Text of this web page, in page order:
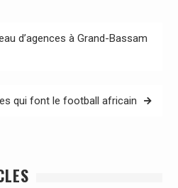
d’agences à Grand-Bassam
qui font le football africain